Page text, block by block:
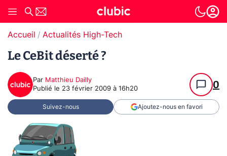
Accueil Actualités High-Tech
Le CeBit déserté ?
Par Matthieu Dailly
Publié le 23 février 2009 à 16h20 0
Suivez-nous Ajoutez-nous en favori